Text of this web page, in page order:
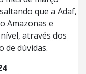
que a Adaf,
Amazonas e
através dos
de dúvidas.